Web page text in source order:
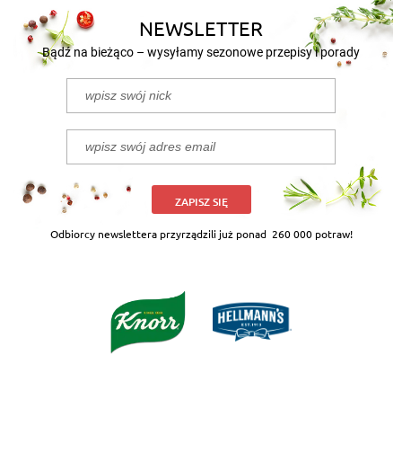
NEWSLETTER
Bądź na bieżąco – wysyłamy sezonowe przepisy i porady
ZAPISZ SIĘ
Odbiorcy newslettera przyrządzili już ponad 260 000 potraw!